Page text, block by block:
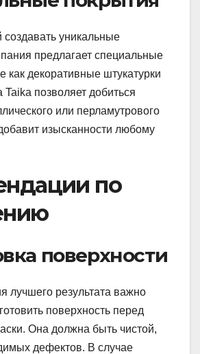
уникальные
предлагает специальные
как декоративные штукатурки
Taika позволяет добиться
или перламутрового
изысканности любому
по
поверхности
лучшего результата важно
поверхность перед
Она должна быть чистой,
дефектов. В случае